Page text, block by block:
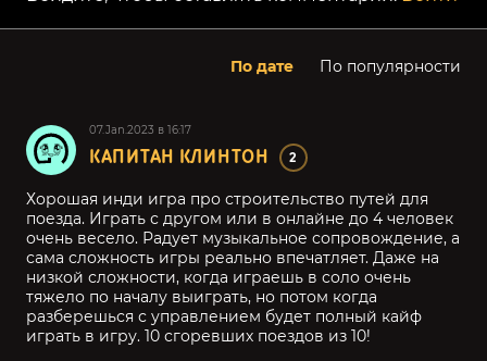
По дате По популярности
07.Jan.2023 в 16:17
КАПИТАН КЛИНТОН 2
Хорошая инди игра про строительство путей для
поезда. Играть с другом или в онлайне до 4 человек
очень весело. Радует музыкальное сопровождение, а
сама сложность игры реально впечатляет. Даже на
низкой сложности, когда играешь в соло очень
тяжело по началу выиграть, но потом когда
разберешься с управлением будет полный кайф
играть в игру. 10 сгоревших поездов из 10!